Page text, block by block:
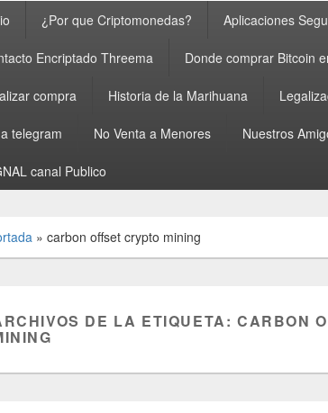
¿Por que Criptomonedas? Aplicaciones
Encriptado Threema Donde comprar Bitcoin
compra Historia de la Marihuana
telegram No Venta a Menores Nuestros
canal Publico
» carbon offset crypto mining
DE LA ETIQUETA:CARBON